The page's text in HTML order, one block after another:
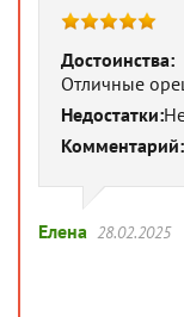
Достоинства:
Отличные
Недостатки:
Комментарий:
Елена 28.02.2025